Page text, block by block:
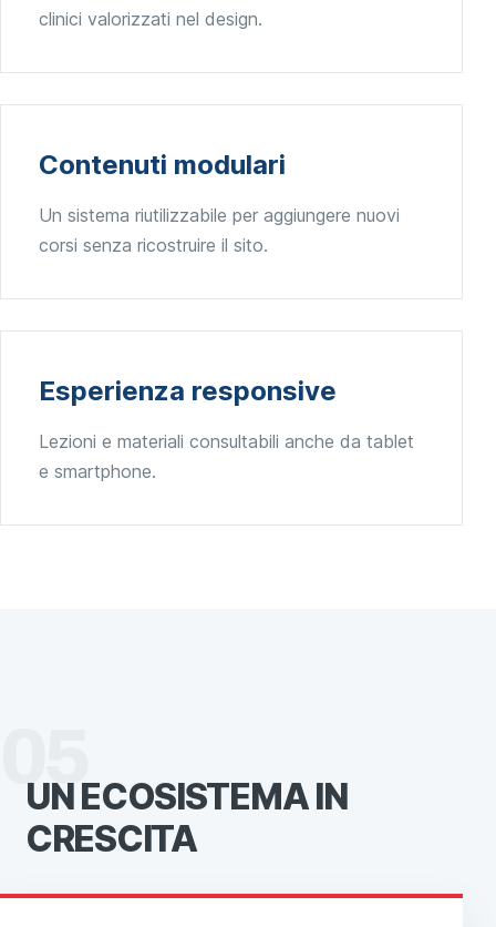
clinici valorizzati nel design.
Contenuti modulari
Un sistema riutilizzabile per aggiungere nuovi
corsi senza ricostruire il sito.
Esperienza responsive
Lezioni e materiali consultabili anche da tablet
e smartphone.
UN ECOSISTEMAIN
CRESCITA